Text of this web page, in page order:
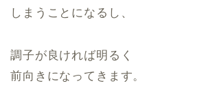
しまうことになるし、
調子が良ければ明るく
前向きになってきます。